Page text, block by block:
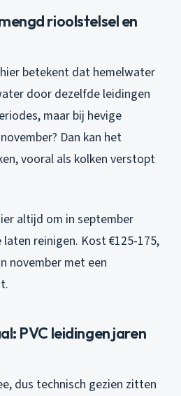
rioolstelsel en
betekent dat hemelwater
door dezelfde leidingen
maar bij hevige
Dan kan het
vooral als kolken verstopt
altijd om in september
reinigen. Kost €125-175,
november met een
PVC leidingen jaren
dus technisch gezien zitten